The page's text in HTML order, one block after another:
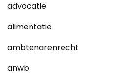
advocatie
alimentatie
ambtenarenrecht
anwb